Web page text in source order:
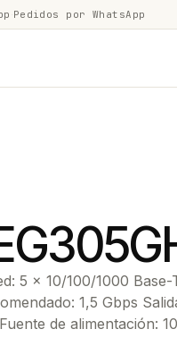
Pedidos por WhatsApp
5 x 10/100/1000
1,5 Gbps
de alimentación: